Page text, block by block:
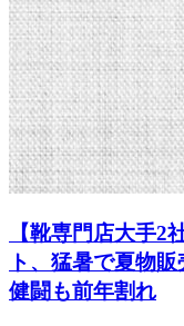
【靴専門店大手2
ト、猛暑で夏物
健闘も前年割れ